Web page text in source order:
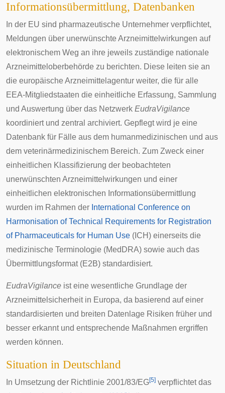
Informationsübermittlung, Datenbanken
In der EU sind pharmazeutische Unternehmer verpflichtet,
Meldungen über unerwünschte Arzneimittelwirkungen auf
elektronischem Weg an ihre jeweils zuständige nationale
Arzneimitteloberbehörde zu berichten. Diese leiten sie an
die europäische Arzneimittelagentur weiter, die für alle
EEA-Mitgliedstaaten die einheitliche Erfassung, Sammlung
und Auswertung über das Netzwerk EudraVigilance
koordiniert und zentral archiviert. Gepflegt wird je eine
Datenbank für Fälle aus dem humanmedizinischen und aus
dem veterinärmedizinischem Bereich. Zum Zweck einer
einheitlichen Klassifizierung der beobachteten
unerwünschten Arzneimittelwirkungen und einer
einheitlichen elektronischen Informationsübermittlung
wurden im Rahmen der International Conference on
Harmonisation of Technical Requirements for Registration
of Pharmaceuticals for Human Use (ICH) einerseits die
medizinische Terminologie (MedDRA) sowie auch das
Übermittlungsformat (E2B) standardisiert.
EudraVigilance ist eine wesentliche Grundlage der
Arzneimittelsicherheit in Europa, da basierend auf einer
standardisierten und breiten Datenlage Risiken früher und
besser erkannt und entsprechende Maßnahmen ergriffen
werden können.
Situation in Deutschland
In Umsetzung der Richtlinie 2001/83/EG[5] verpflichtet das